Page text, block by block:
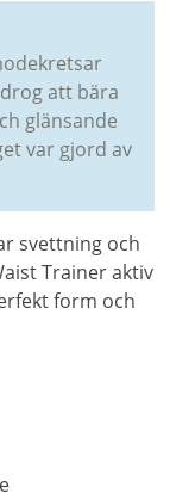
att bära
glänsande
var gjord av
svettning och
Trainer aktiv
form och